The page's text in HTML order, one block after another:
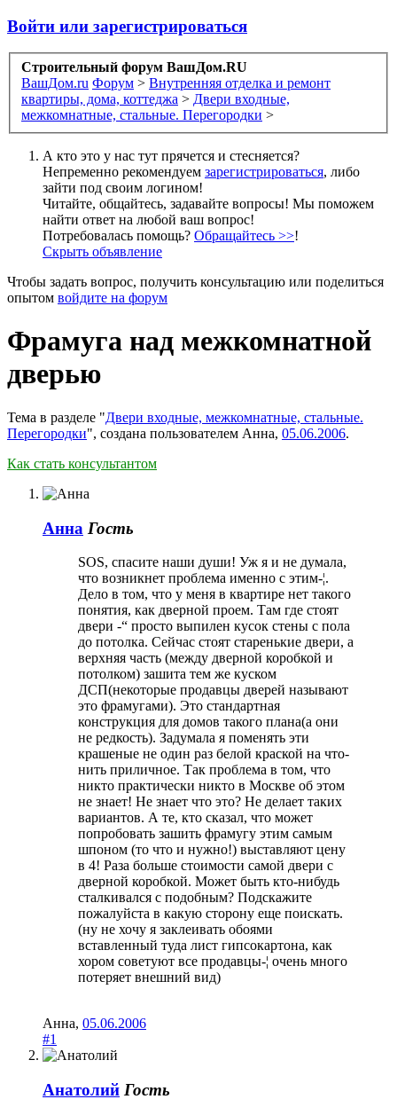
Войти или зарегистрироваться
Строительный форум ВашДом.RU
ВашДом.ru Форум > Внутренняя отделка и ремонт
квартиры, дома, коттеджа > Двери входные,
межкомнатные, стальные. Перегородки >
А кто это у нас тут прячется и стесняется?
Непременно рекомендуем зарегистрироваться, либо
зайти под своим логином!
Читайте, общайтесь, задавайте вопросы! Мы поможем
найти ответ на любой ваш вопрос!
Потребовалась помощь? Обращайтесь >>!
Скрыть объявление
Чтобы задать вопрос, получить консультацию или поделиться
опытом войдите на форум
Фрамуга над межкомнатной
дверью
Тема в разделе "Двери входные, межкомнатные, стальные.
Перегородки", создана пользователем Анна, 05.06.2006.
Как стать консультантом
Анна Гость
SOS, спасите наши души! Уж я и не думала,
что возникнет проблема именно с этим-¦.
Дело в том, что у меня в квартире нет такого
понятия, как дверной проем. Там где стоят
двери -“ просто выпилен кусок стены с пола
до потолка. Сейчас стоят старенькие двери, а
верхняя часть (между дверной коробкой и
потолком) зашита тем же куском
ДСП(некоторые продавцы дверей называют
это фрамугами). Это стандартная
конструкция для домов такого плана(а они
не редкость). Задумала я поменять эти
крашеные не один раз белой краской на что-
нить приличное. Так проблема в том, что
никто практически никто в Москве об этом
не знает! Не знает что это? Не делает таких
вариантов. А те, кто сказал, что может
попробовать зашить фрамугу этим самым
шпоном (то что и нужно!) выставляют цену
в 4! Раза больше стоимости самой двери с
дверной коробкой. Может быть кто-нибудь
сталкивался с подобным? Подскажите
пожалуйста в какую сторону еще поискать.
(ну не хочу я заклеивать обоями
вставленный туда лист гипсокартона, как
хором советуют все продавцы-¦ очень много
потеряет внешний вид)
Анна, 05.06.2006
#1
Анатолий Гость